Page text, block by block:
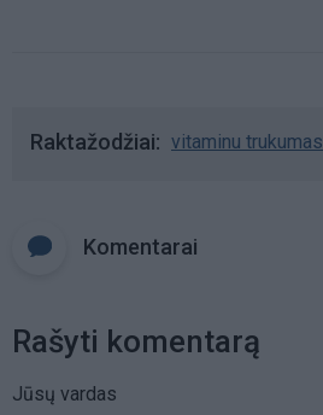
Raktažodžiai vitaminu trukumas
Komentarai
Rašyti komentarą
Jūsų vardas